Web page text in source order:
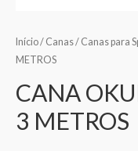
Início/ Canas/ Canas para
METROS
CANA
3 METROS